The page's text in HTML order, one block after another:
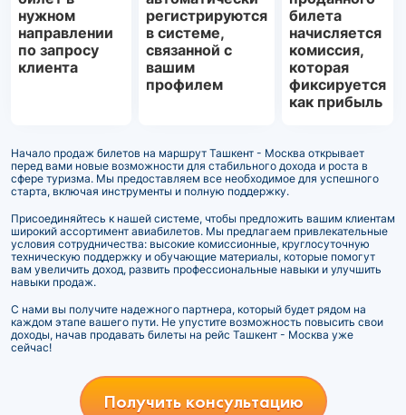
нужном
направлении
по запросу
клиента
регистрируются
в системе,
связанной с
вашим
профилем
билета
начисляется
комиссия,
которая
фиксируется
как прибыль
Начало продаж билетов на маршрут Ташкент - Москва открывает
перед вами новые возможности для стабильного дохода и роста в
сфере туризма. Мы предоставляем все необходимое для успешного
старта, включая инструменты и полную поддержку.
Присоединяйтесь к нашей системе, чтобы предложить вашим клиентам
широкий ассортимент авиабилетов. Мы предлагаем привлекательные
условия сотрудничества: высокие комиссионные, круглосуточную
техническую поддержку и обучающие материалы, которые помогут
вам увеличить доход, развить профессиональные навыки и улучшить
навыки продаж.
С нами вы получите надежного партнера, который будет рядом на
каждом этапе вашего пути. Не упустите возможность повысить свои
доходы, начав продавать билеты на рейс Ташкент - Москва уже
сейчас!
Получить консультацию